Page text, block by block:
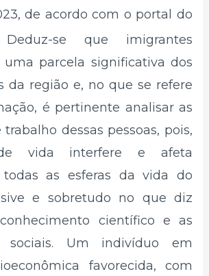
de acordo com o portal do
se que imigrantes
uma parcela significativa dos
da região e, no que se refere
é pertinente analisar as
dessas pessoas, pois,
vida interfere e afeta
as esferas da vida do
e sobretudo no que diz
científico e as
sociais. Um indivíduo em
favorecida, com